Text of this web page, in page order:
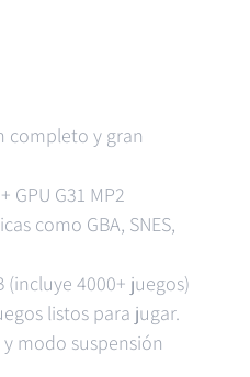
completo y gran
GPU G31 MP2
como GBA, SNES,
(incluye 4000+ juegos)
listos para jugar.
modo suspensión